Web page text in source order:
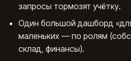
запросы тормозят учётку.
Один большой дашборд
маленьких — по ролям
склад, финансы).